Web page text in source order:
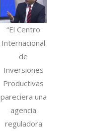
“El Centro
Internacional
de
Inversiones
Productivas
pareciera una
agencia
reguladora